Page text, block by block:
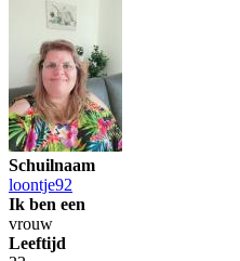
Schuilnaam
loontje92
Ik ben een
vrouw
Leeftijd